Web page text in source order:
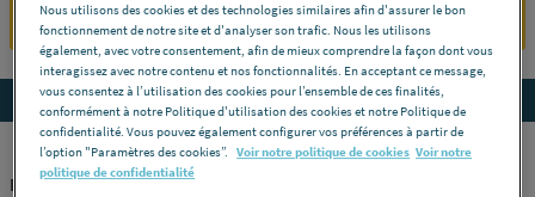
SE CONNECTER
Accedez aux détails du produit
RIVA 4 - Radiateur Sèche-serviettes
Nous utilisons des cookies et des technologies similaires afin d'assurer le bon
fonctionnement de notre site et d'analyser son trafic. Nous les utilisons
également, avec votre consentement, afin de mieux comprendre la façon dont vous
interagissez avec notre contenu et nos fonctionnalités. En acceptant ce message,
vous consentez à l’utilisation des cookies pour l’ensemble de ces finalités,
conformément à notre Politique d'utilisation des cookies et notre Politique de
confidentialité. Vous pouvez également configurer vos préférences à partir de
l’option "Paramètres des cookies”. Voir notre politique de cookies Voir notre
politique de confidentialité